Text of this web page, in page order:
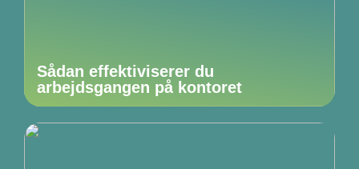
Sådan effektiviserer du
arbejdsgangen på kontoret